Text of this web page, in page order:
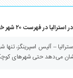
در فهرست ۲۰ شهر خطرناک جهان در سال ۲۰۲۴
می‌دهد حتی شهرهای